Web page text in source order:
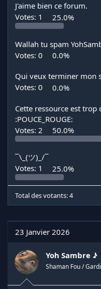
i
o
n
J'aime bien ce forum.
Votes: 1 25.0%
Wallah tu spam
Votes: 0 0.0%
Qui veux terminer mon
Votes: 0 0.0%
Cette ressource est trop
:POUCE_ROUGE:
Votes: 2 50.0%
¯\_(ツ)_/¯
Votes: 1 25.0%
Total des votants 4
23 Janvier 2026
Yoh Sambre ♪
Shaman Fou /